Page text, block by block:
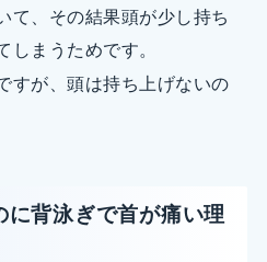
て、その結果頭が少し持ち
しまうためです。
すが、頭は持ち上げないの
に背泳ぎで首が痛い理